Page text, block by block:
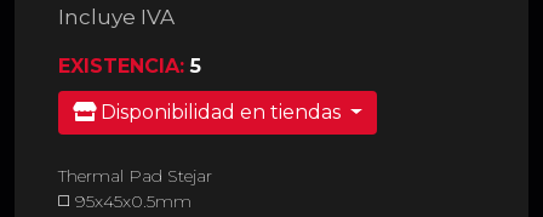
Incluye IVA
EXISTENCIA:5
Disponibilidad en tiendas
Thermal Pad Stejar
◻️ 95x45x0.5mm